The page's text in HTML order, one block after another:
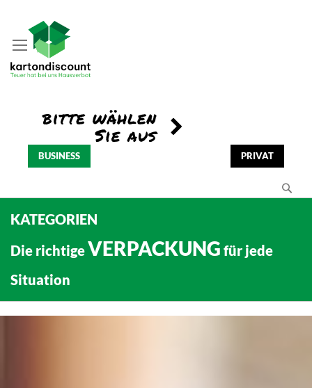
BUSINESS PRIVAT
KATEGORIEN
Die richtigeVERPACKUNG für jede
Situation